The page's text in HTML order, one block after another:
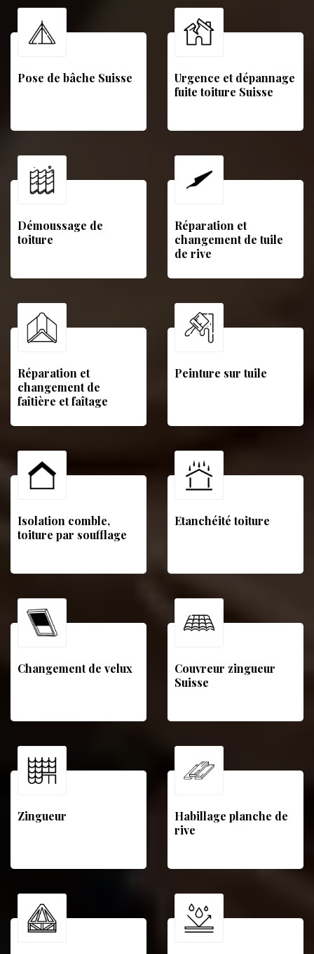
Pose de bâche Suisse
Urgence et dépannage
fuite toiture Suisse
Démoussage de
toiture
Réparation et
changement de tuile
de rive
Réparation et
changement de
faîtière et faîtage
Peinture sur tuile
Isolation comble,
toiture par soufflage
Etanchéité toiture
Changement de velux
Couvreur zingueur
Suisse
Zingueur
Habillage planche de
rive